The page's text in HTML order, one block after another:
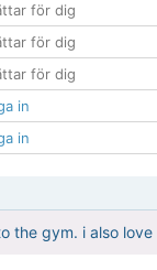
för dig
för dig
för dig
in
in
the gym. i also